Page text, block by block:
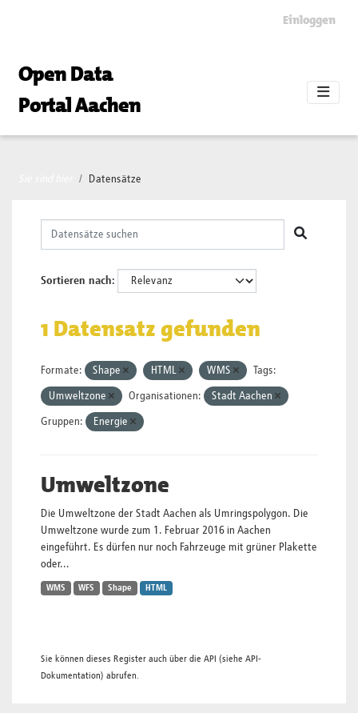
Einloggen
Open Data
Portal Aachen
Datensätze
Sortieren nach
1 Datensatz gefunden
Formate: Shape HTML WMS Tags:
Umweltzone Organisationen: Stadt Aachen
Gruppen: Energie
Umweltzone
Die Umweltzone der Stadt Aachen als Umringspolygon. Die
Umweltzone wurde zum 1. Februar 2016 in Aachen
eingeführt. Es dürfen nur noch Fahrzeuge mit grüner Plakette
oder...
WMS WFS Shape HTML
Sie können dieses Register auch über die API (siehe API-
Dokumentation) abrufen.